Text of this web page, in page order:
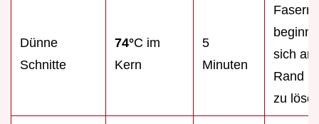
Dünne
Schnitte
74°C im
Kern
5
Minuten
Fasern
sich am
Rand
zu